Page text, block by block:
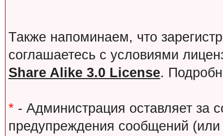
Также напоминаем, что
соглашаетесь с условиями
Share Alike 3.0 License.
* - Администрация оставляет за
предупреждения сообщений